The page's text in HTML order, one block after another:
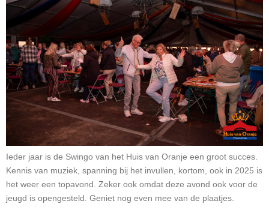
Ieder jaar is de Swingo van het Huis van Oranje een groot succes.
Kennis van muziek, spanning bij het invullen, kortom, ook in 2025 is
het weer een topavond. Zeker ook omdat deze avond ook voor de
jeugd is opengesteld. Geniet nog even mee van de plaatjes.